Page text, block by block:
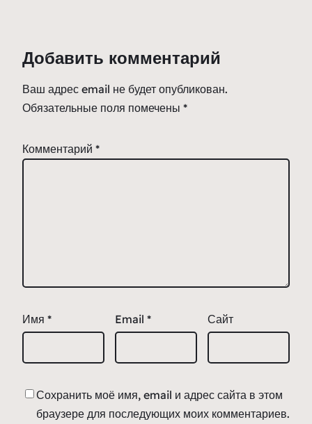
Добавить комментарий
Ваш адрес email не будет опубликован.
Обязательные поля помечены *
Комментарий *
Имя * Email * Сайт
Сохранить моё имя, email и адрес сайта в этом
браузере для последующих моих комментариев.